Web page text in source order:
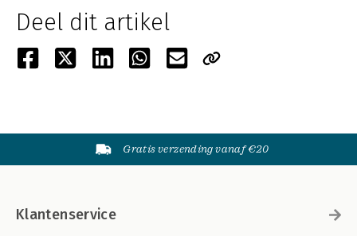
Deel dit artikel
Gratis verzending vanaf €20
Klantenservice